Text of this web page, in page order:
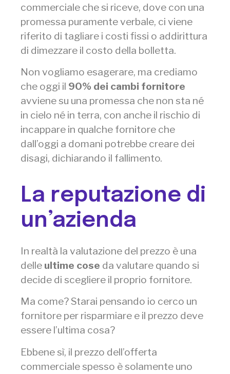
commerciale che si riceve, dove con una
promessa puramente verbale, ci viene
riferito di tagliare i costi fissi o addirittura
di dimezzare il costo della bolletta.
Non vogliamo esagerare, ma crediamo
che oggi il 90% dei cambi fornitore
avviene su una promessa che non sta né
in cielo né in terra, con anche il rischio di
incappare in qualche fornitore che
dall’oggi a domani potrebbe creare dei
disagi, dichiarando il fallimento.
La reputazione di
un’azienda
In realtà la valutazione del prezzo è una
delle ultime cose da valutare quando si
decide di scegliere il proprio fornitore.
Ma come? Starai pensando io cerco un
fornitore per risparmiare e il prezzo deve
essere l’ultima cosa?
Ebbene sì, il prezzo dell’offerta
commerciale spesso è solamente uno